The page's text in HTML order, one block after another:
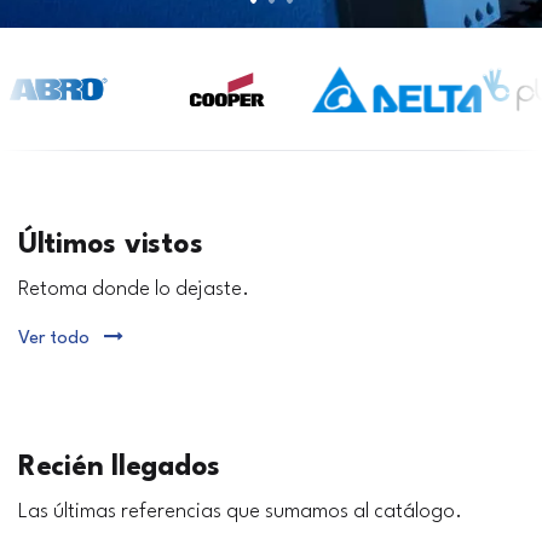
Últimos vistos
Retoma donde lo dejaste.
Ver todo
Recién llegados
Las últimas referencias que sumamos al catálogo.